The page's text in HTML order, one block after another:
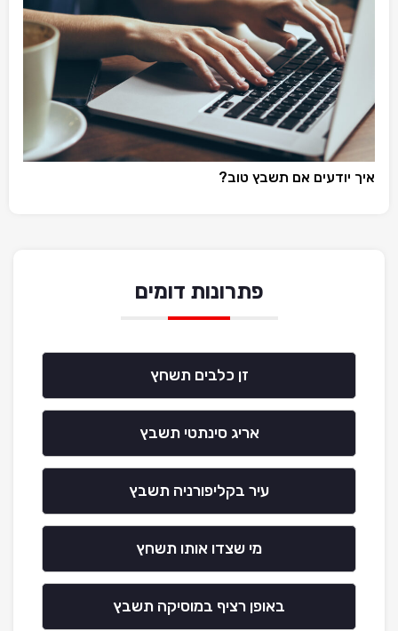
איך יודעים אם תשבץ טוב?
פתרונות דומים
זן כלבים תשחץ
אריג סינתטי תשבץ
עיר בקליפורניה תשבץ
מי שצדו אותו תשחץ
באופן רציף במוסיקה תשבץ